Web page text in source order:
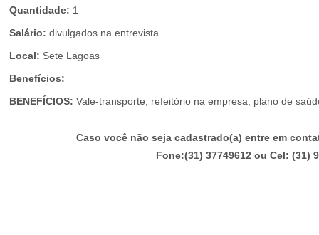
Quantidade: 1
Salário: divulgados na entrevista
Local: Sete Lagoas
Benefícios:
BENEFÍCIOS: Vale-transporte, refeitório na empresa, plano de
Caso você não seja cadastrado(a) entre em
Fone:(31) 37749612 ou Cel: (31)